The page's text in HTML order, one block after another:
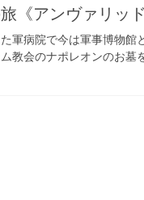
《アンヴァリッド
軍病院で今は軍事博物館
教会のナポレオンのお